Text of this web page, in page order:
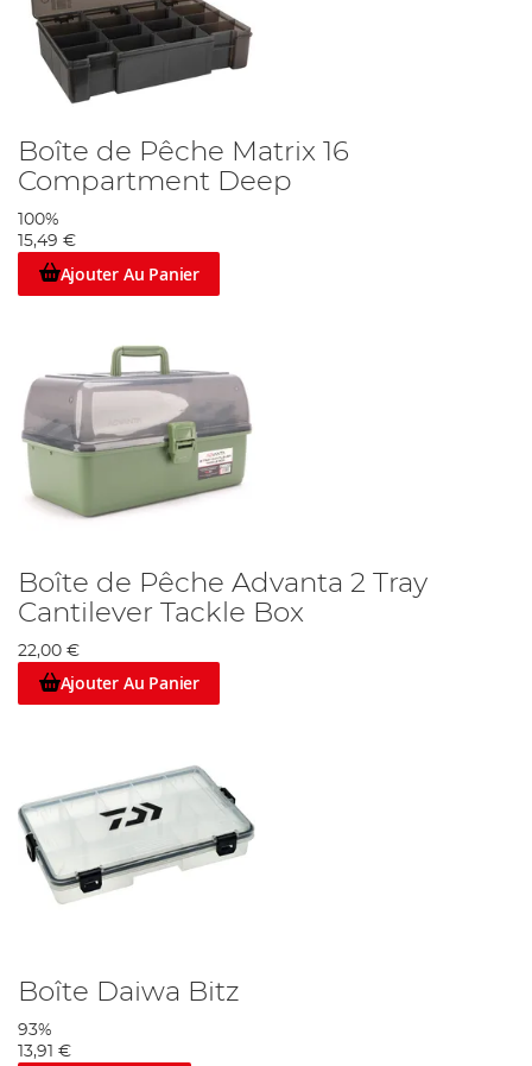
Boîte de Pêche Matrix 16
Compartment Deep
100%
15,49 €
Ajouter Au Panier
Boîte de Pêche Advanta 2 Tray
Cantilever Tackle Box
22,00 €
Ajouter Au Panier
Boîte Daiwa Bitz
93%
13,91 €